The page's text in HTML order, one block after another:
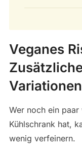
Veganes
Variationen
Wer noch ein
Kühlschrank hat,
wenig verfeinern.